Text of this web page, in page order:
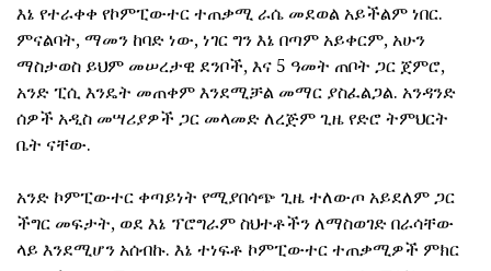
እኔ የተራቀቀ የኮምፒውተር ተጠቃሚ ራሴ መደወል አይችልም ነበር.
ምናልባት, ማመን ከባድ ነው, ነገር ግን እኔ በጣም አይቀርም, አሁን
ማስታወስ ይህም መሠረታዊ ደንቦች, እና 5 ዓመት ጠቦት ጋር ጀምሮ,
አንድ ፒሲ እንዴት መጠቀም እንደሚቻል መማር ያስፈልጋል. አንዳንድ
ሰዎች አዲስ መሣሪያዎች ጋር መላመድ ለረጅም ጊዜ የድሮ ትምህርት
ቤት ናቸው.
አንድ ኮምፒውተር ቀጣይነት የሚያበሳጭ ጊዜ ተለውጦ አይደለም ጋር
ችግር መፍታት, ወደ እኔ ፕሮግራም ስህተቶችን ለማስወገድ በራሳቸው
ላይ እንደሚሆን አሰብኩ. እኔ ተነፍቶ ኮምፒውተር ተጠቃሚዎች ምክር